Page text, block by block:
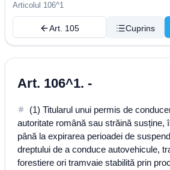
Articolul 106^1
Art. 105 Cuprins
Art. 106^1. -
(1) Titularul unui permis de
autoritate română sau străină susține,
până la expirarea perioadei de
dreptului de a conduce autovehicule,
forestiere ori tramvaie stabilită prin